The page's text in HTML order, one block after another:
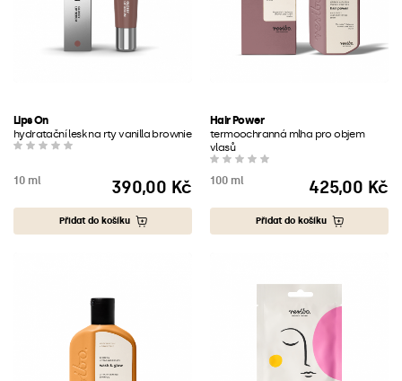
Lips On
hydratační lesk na rty vanilla brownie
10 ml
Cena
390,00 Kč
Přidat do košíku
Hair Power
termoochranná mlha pro objem
vlasů
100 ml
Cena
425,00 Kč
Přidat do košíku